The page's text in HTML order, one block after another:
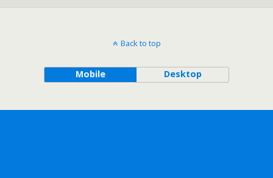
Back to top
Mobile Desktop